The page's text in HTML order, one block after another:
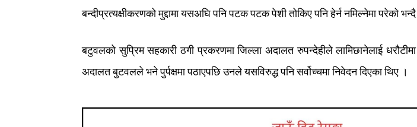
बन्दीप्रत्यक्षीकरणकोमुद्दामायसअघिपनिपटकपटकपेशीतोकिएपनिहेर्ननमिल्नेमापरेकोभन्दै
बटुवलको सुप्रिम सहकारी ठगी प्रकरणमा जिल्ला अदालत रुपन्देहीले लामिछानेलाई धरौटीमा
अदालतबुटवललेभनेपुर्पक्षमापठाएपछिउनलेयसविरुद्धपनिसर्वोच्चमानिवेदनदिएकाथिए ।